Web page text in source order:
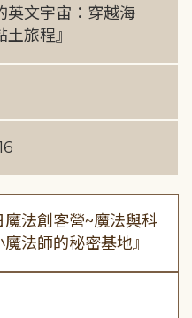
英文宇宙：穿越海
旅程』
魔法創客營~魔法與科
法師的秘密基地』